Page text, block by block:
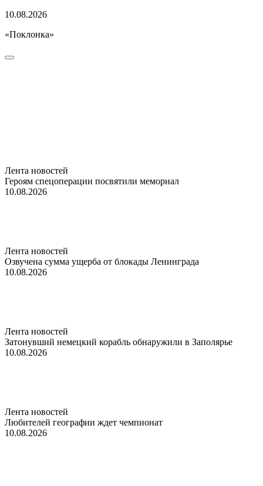
10.08.2026
«Поклонка»
Лента новостей
Героям спецоперации посвятили мемориал
10.08.2026
Лента новостей
Озвучена сумма ущерба от блокады Ленинграда
10.08.2026
Лента новостей
Затонувший немецкий корабль обнаружили в Заполярье
10.08.2026
Лента новостей
Любителей географии ждет чемпионат
10.08.2026